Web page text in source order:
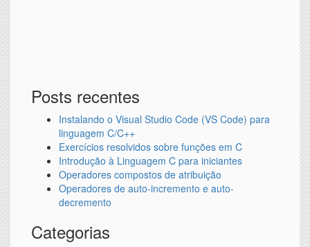
Posts recentes
Instalando o Visual Studio Code (VS Code) para
linguagem C/C++
Exercícios resolvidos sobre funções em C
Introdução à Linguagem C para iniciantes
Operadores compostos de atribuição
Operadores de auto-incremento e auto-
decremento
Categorias